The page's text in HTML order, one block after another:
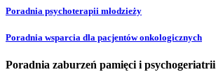
Poradnia psychoterapii młodzieży
Poradnia wsparcia dla pacjentów onkologicznych
Poradnia zaburzeń pamięci i psychogeriatrii